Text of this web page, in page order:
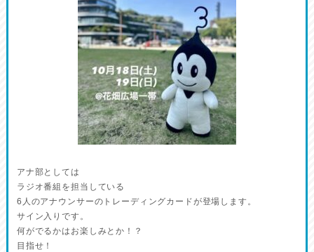
アナ部としては
ラジオ番組を担当している
6人のアナウンサーのトレーディングカードが登場します。
サイン入りです。
何がでるかはお楽しみとか！？
目指せ！